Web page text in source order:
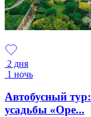
2 дня
1 ночь
Автобусный
усадьбы «Оре...